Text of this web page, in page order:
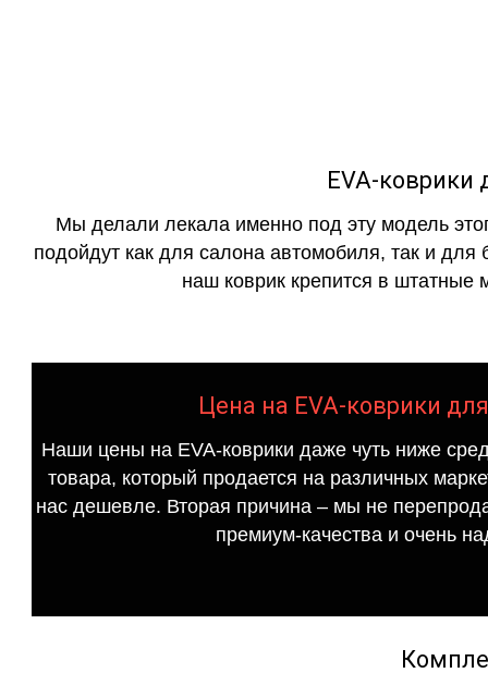
EVA-коврики
Мы делали лекала именно под эту модель
подойдут как для салона автомобиля, так и для
наш коврик крепится в штатные
Цена на EVA-коврики
Наши цены на EVA-коврики даже чуть ниже
товара, который продается на различных
нас дешевле. Вторая причина – мы не
премиум-качества и очень